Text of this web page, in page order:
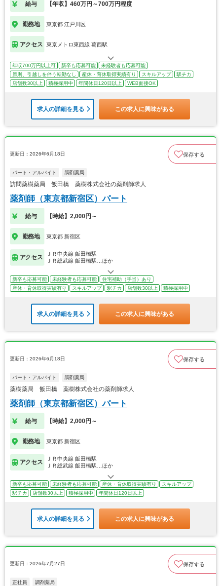
給与 【年収】460万円～700万円程度
勤務地 東京都 江戸川区
アクセス 東京メトロ東西線 葛西駅
年収700万円以上可 新卒も応募可能
未経験者も応募可能
原則、引越しを伴う転勤なし
産休・育休取得実績有り スキルアップ
駅チカ
店舗数30以上
積極採用中 年間休日120日以上 WEB面接OK
求人の詳細を見る この求人に興味がある
更新日：2026年6月18日 保存する
パート・アルバイト 調剤薬局
訪問薬樹薬局 飯田橋 薬樹株式会社の薬剤師求人
薬剤師（東京都新宿区）パート
給与 【時給】2,000円～
勤務地 東京都 新宿区
アクセス
ＪＲ中央線 飯田橋駅
ＪＲ総武線 飯田橋駅…ほか
新卒も応募可能 未経験者も応募可能
住宅補助（手当）あり
産休・育休取得実績有り
スキルアップ 駅チカ 店舗数30以上 積極採用中
求人の詳細を見る この求人に興味がある
更新日：2026年6月18日 保存する
パート・アルバイト 調剤薬局
薬樹薬局 飯田橋 薬樹株式会社の薬剤師求人
薬剤師（東京都新宿区）パート
給与 【時給】2,000円～
勤務地 東京都 新宿区
アクセス
ＪＲ中央線 飯田橋駅
ＪＲ総武線 飯田橋駅…ほか
新卒も応募可能 未経験者も応募可能 産休・育休取得実績有り
スキルアップ
駅チカ
店舗数30以上 積極採用中 年間休日120日以上
求人の詳細を見る この求人に興味がある
更新日：2026年7月27日 保存する
正社員 調剤薬局